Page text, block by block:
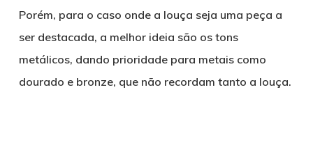
Porém, para o caso onde a louça seja uma peça a
ser destacada, a melhor ideia são os tons
metálicos, dando prioridade para metais como
dourado e bronze, que não recordam tanto a louça.